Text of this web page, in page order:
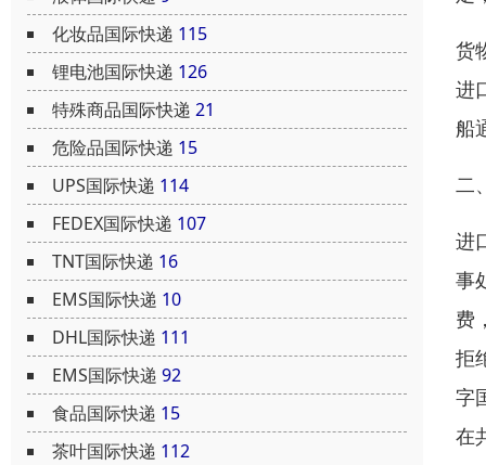
化妆品国际快递 115
锂电池国际快递 126
特殊商品国际快递 21
危险品国际快递 15
UPS国际快递 114
FEDEX国际快递 107
TNT国际快递 16
EMS国际快递 10
DHL国际快递 111
EMS国际快递 92
食品国际快递 15
茶叶国际快递 112
货
进
船
二
进
事
费
拒
字
在